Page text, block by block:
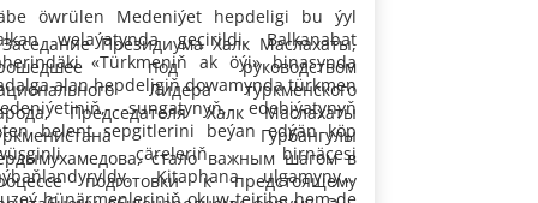
Президиума Халк Маслахаты,
под руководством
Лидера туркменского
Председателя Халк Маслахаты
Гурбангулы
стало важным шагом в
подготовки к предстоящему
öwrülen Medeniýet hepdeligi bu ýyl
welaýatynda geçirildi. Balkanabat
«Türkmeniň ak öýi» binasynda
alan hepdeligiň dowamynda türkmen
sungatynyň, edebiýatynyň
belent sepgitlerini beýan edýän köp
çäreleriň birnäçesi
Kitaphana ulgamynyň,
hünärmenleriniň okuw-tejribe hem-de